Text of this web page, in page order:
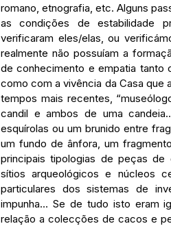
romano, etnografia, etc. Alguns
as condições de estabilidade
verificaram eles/elas, ou
realmente não possuíam a
de conhecimento e empatia tanto
como com a vivência da Casa que
tempos mais recentes,
candil e ambos de uma
esquírolas ou um brunido entre
um fundo de ânfora, um
principais tipologias de peças de
sítios arqueológicos e núcleos
particulares dos sistemas de
impunha… Se de tudo isto eram
relação a colecções de cacos e